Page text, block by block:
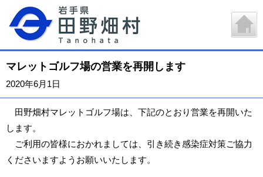
マレットゴルフ場の営業を再開します
2020年6月1日
田野畑村マレットゴルフ場は、下記のとおり営業を再開いた
します。
ご利用の皆様におかれましては、引き続き感染症対策ご協力
くださいますようお願いいたします。